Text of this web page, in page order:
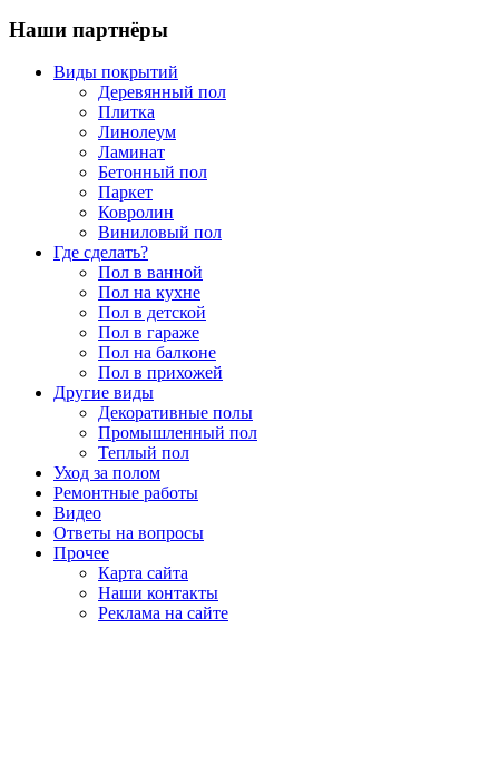
Наши партнёры
Виды покрытий
Деревянный пол
Плитка
Линолеум
Ламинат
Бетонный пол
Паркет
Ковролин
Виниловый пол
Где сделать?
Пол в ванной
Пол на кухне
Пол в детской
Пол в гараже
Пол на балконе
Пол в прихожей
Другие виды
Декоративные полы
Промышленный пол
Теплый пол
Уход за полом
Ремонтные работы
Видео
Ответы на вопросы
Прочее
Карта сайта
Наши контакты
Реклама на сайте